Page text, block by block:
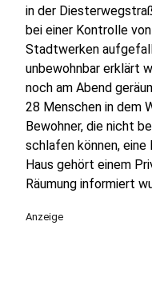
in der
bei einer Kontrolle
Stadtwerken
unbewohnbar erklärt
noch am Abend
28 Menschen in dem
Bewohner, die nicht
schlafen können,
Haus gehört einem
Räumung informiert
Anzeige